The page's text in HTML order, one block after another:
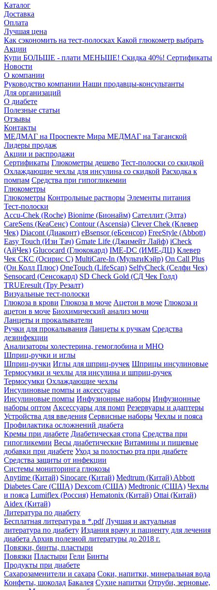
Каталог
Доставка
Оплата
Лучшая цена
Как сэкономить на тест-полосках Какой глюкометр выбрать
Акции
Купи БОЛЬШЕ - плати МЕНЬШЕ! Скидка 40%! Сертификаты
Новости
О компании
Руководство компании Наши продавцы-консультанты
Для организаций
О диабете
Полезные статьи
Отзывы
Контакты
МЕДМАГ на Проспекте Мира МЕДМАГ на Таганской
Лидеры продаж
Акции и распродажи
Сертификаты Глюкометры дешево Тест-полоски со скидкой
Охлаждающие чехлы для инсулина со скидкой Расходка к
помпам Средства при гипогликемии
Глюкометры
Глюкометры Контрольные растворы Элементы питания
Тест-полоски
Accu-Chek (Roche) Bionime (Бионайм) Сателлит (Элта)
CareSens (КеаСенс) Contour (Ascensia) Clever Chek (Клевер
Чек) Diacont (Диаконт) eBsensor (еБсенсор) FreeStyle (Abbott)
Easy Touch (Изи Тач) Gmate Life (Джимейт Лайф) iCheck
(АйЧек) Glucocard (Глюкокард) IME-DC (ИМЕ-ДЦ) Клевер
Чек СКС (Осирис С) MultiCare-In (МультиКэйр) On Call Plus
(Он Колл Плюс) OneTouch (LifeScan) SelfyCheck (Селфи Чек)
Sensocard (Сенсокард) SD Check Gold (СД Чек Голд)
TRUEresult (Тру Резалт)
Визуальные тест-полоски
Глюкоза в крови Глюкоза в моче Ацетон в моче Глюкоза и
ацетон в моче Биохимический анализ мочи
Ланцеты и прокалыватели
Ручки для прокалывания Ланцеты к ручкам Средства
дезинфекции
Анализаторы холестерина, гемоглобина и МНО
Шприц-ручки и иглы
Шприц-ручки Иглы для шприц-ручек Шприцы инсулиновые
Термосумки и чехлы для инсулина и шприц-ручек
Термосумки Охлаждающие чехлы
Инсулиновые помпы и аксессуары
Инсулиновые помпы Инфузионные наборы Инфузионные
наборы оптом Аксессуары для помп Резервуары и адаптеры
Устройства для введения Сервисные наборы Чехлы и пояса
Профилактика осложнений диабета
Кремы при диабете Диабетическая стопа Средства при
гипогликемии Весы диабетические Витамины и пищевые
добавки при диабете Уход за полостью рта при диабете
Средства защиты от инфекции
Системы мониторинга глюкозы
Anytime (Китай) Sinocare (Китай) Medtrum (Китай) Abbott
Diabetes Care (США) Dexcom (США) Medtronic (США) Чехлы
и пояса Lumiflex (Россия) Hematonix (Китай) Ottai (Китай)
Aidex (Китай)
Литература по диабету
Бесплатная литература в *.pdf Лучшая и актуальная
литература по диабету Издания врачу и пациенту для лечения
диабета Архив полезной литературы до 2018 г.
Повязки, бинты, пластыри
Повязки Пластыри Гели Бинты
Продукты при диабете
Сахарозаменители и сахара Соки, напитки, минеральная вода
Конфеты, шоколад Бакалея Сухие напитки Отруби, зерновые,